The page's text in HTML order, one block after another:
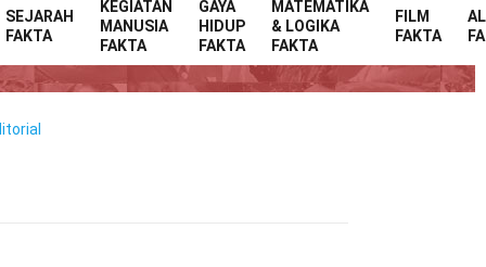
SEJARAH
FAKTA
KEGIATAN
MANUSIA
FAKTA
GAYA
HIDUP
FAKTA
MATEMATIKA
& LOGIKA
FAKTA
FILM
FAKTA